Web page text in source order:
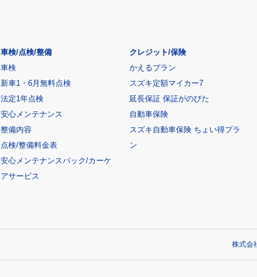
車検/点検/整備
車検
新車1・6月無料点検
法定1年点検
安心メンテナンス
整備内容
点検/整備料金表
安心メンテナンスパック/カーケ
アサービス
クレジット/保険
かえるプラン
スズキ定額マイカー7
延長保証 保証がのびた
自動車保険
スズキ自動車保険 ちょい得プラ
ン
株式会